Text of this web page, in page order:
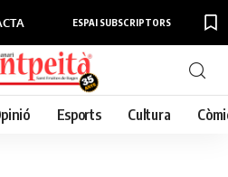
ESPAI SUBSCRIPTORS
Esports Cultura